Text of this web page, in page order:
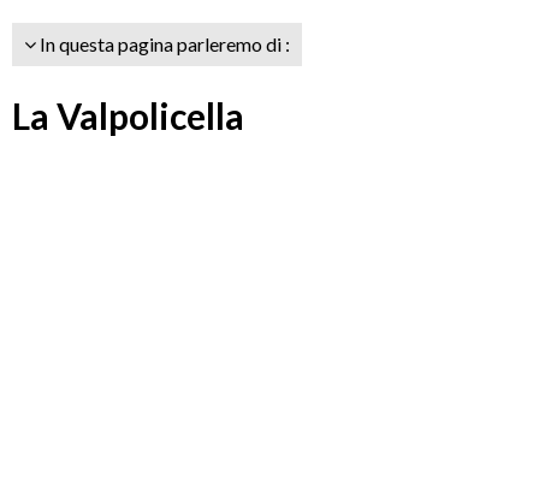
In questa pagina parleremo di :
La Valpolicella